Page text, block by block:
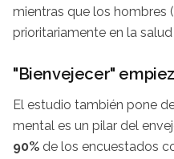
mientras que los hombres (
prioritariamente en la
"Bienvejecer"
El estudio también pone
mental es un pilar del
90% de los encuestados